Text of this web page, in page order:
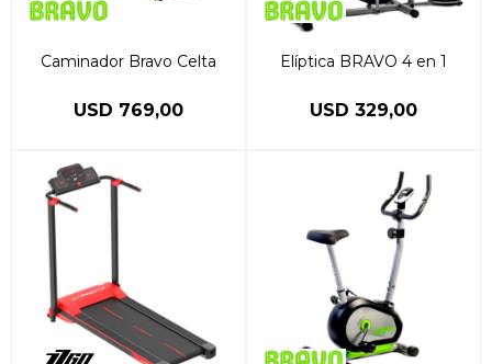
Caminador Bravo Celta
USD 769,00
Elíptica BRAVO 4 en 1
USD 329,00